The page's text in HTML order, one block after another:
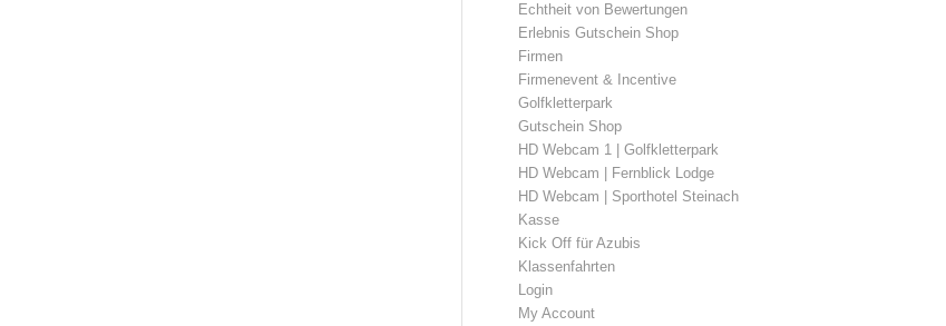
Echtheit von Bewertungen
Erlebnis Gutschein Shop
Firmen
Firmenevent & Incentive
Golfkletterpark
Gutschein Shop
HD Webcam 1 | Golfkletterpark
HD Webcam | Fernblick Lodge
HD Webcam | Sporthotel Steinach
Kasse
Kick Off für Azubis
Klassenfahrten
Login
My Account